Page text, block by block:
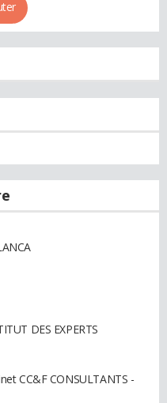
DES EXPERTS
CC&F CONSULTANTS -